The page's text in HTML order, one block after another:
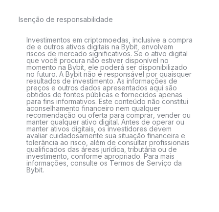
Isenção de responsabilidade
Investimentos em criptomoedas, inclusive a compra
de e outros ativos digitais na Bybit, envolvem
riscos de mercado significativos. Se o ativo digital
que você procura não estiver disponível no
momento na Bybit, ele poderá ser disponibilizado
no futuro. A Bybit não é responsável por quaisquer
resultados de investimento. As informações de
preços e outros dados apresentados aqui são
obtidos de fontes públicas e fornecidos apenas
para fins informativos. Este conteúdo não constitui
aconselhamento financeiro nem qualquer
recomendação ou oferta para comprar, vender ou
manter qualquer ativo digital. Antes de operar ou
manter ativos digitais, os investidores devem
avaliar cuidadosamente sua situação financeira e
tolerância ao risco, além de consultar profissionais
qualificados das áreas jurídica, tributária ou de
investimento, conforme apropriado. Para mais
informações, consulte os Termos de Serviço da
Bybit.